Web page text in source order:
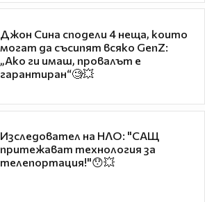
Джон Сина сподели 4 неща, които
могат да съсипят всяко GenZ:
„Ако ги имаш, провалът е
гарантиран“🧐💥
Изследовател на НЛО: "САЩ
притежават технология за
телепортация!"😯💥